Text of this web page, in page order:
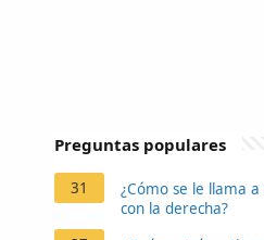
Preguntas populares
31
¿Cómo se le llama
con la derecha?